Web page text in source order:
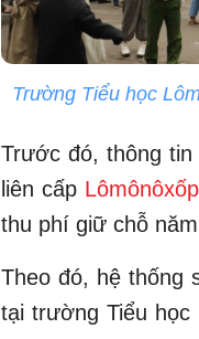
Trường Tiểu học
Trước đó, thông tin
liên cấp
thu phí giữ chỗ
Theo đó, hệ thống
tại trường Tiểu học